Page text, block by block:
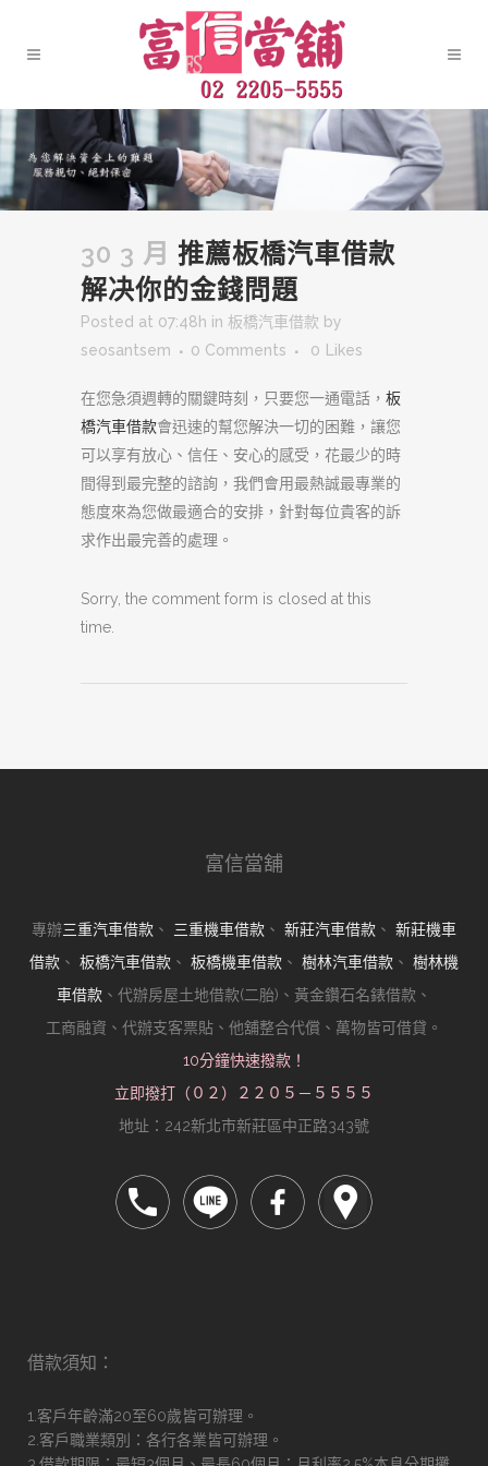
30 3 月 推薦板橋汽車借款
解决你的金錢問題
Posted at 07:48h in 板橋汽車借款 by
seosantsem
0 Comments 0 Likes
在您急須週轉的關鍵時刻，只要您一通電話， 板
橋汽車借款會迅速的幫您解決一切的困難，讓您
可以享有放心、信任、安心的感受，花最少的時
間得到最完整的諮詢，我們會用最熱誠最專業的
態度來為您做最適合的安排，針對每位貴客的訴
求作出最完善的處理。
Sorry, the comment form is closed at this
time.
富信當舖
專辦三重汽車借款 、 三重機車借款 、 新莊汽車借款 、 新莊機車
借款 、 板橋汽車借款 、 板橋機車借款 、 樹林汽車借款 、 樹林機
車借款 、代辦房屋土地借款(二胎)、黃金鑽石名錶借款、
工商融資、代辦支客票貼、他舖整合代償、萬物皆可借貸。
10分鐘快速撥款！
立即撥打（０２）２２０５－５５５５
地址：242新北市新莊區中正路343號
借款須知：
1.客戶年齡滿20至60歲皆可辦理。
2.客戶職業類別：各行各業皆可辦理。